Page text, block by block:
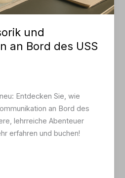
und
an Bord des USS
Entdecken Sie, wie
an Bord des
lehrreiche Abenteuer
erfahren und buchen!